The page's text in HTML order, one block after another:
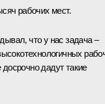
рабочих мест.
что у нас задача –
дадут такие